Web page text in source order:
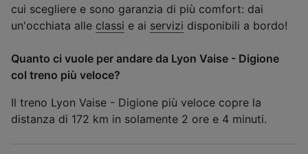
cui scegliere e sono garanzia di più comfort: dai
un'occhiata alle classi e ai servizi disponibili a bordo!
Quanto ci vuole per andare da Lyon Vaise - Digione
col treno più veloce?
Il treno Lyon Vaise - Digione più veloce copre la
distanza di 172 km in solamente 2 ore e 4 minuti.